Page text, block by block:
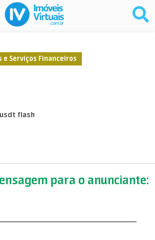
Serviços Financeiros
flash
para o anunciante: